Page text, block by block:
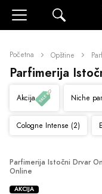
Početna Opštine
Parfimerija
Akcija Niche
Cologne Intense (2)
Parfimerija Istočni Drvar
Online
AKCIJA